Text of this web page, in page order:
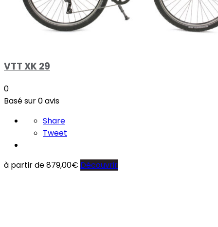
VTT XK 29
0
Basé sur 0 avis
Share
Tweet
à partir de879,00€ Découvrir